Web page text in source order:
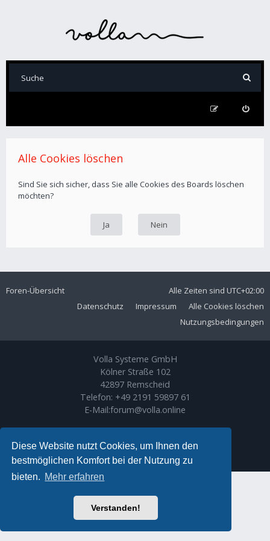
Diese Website nutzt Cookies, um Ihnen den
bestmöglichen Komfort bei der Nutzung zu
bieten. Mehr erfahren
Verstanden!
Alle Cookies löschen
Sind Sie sich sicher, dass Sie alle Cookies des Boards löschen
möchten?
Foren-Übersicht Alle Zeiten sind UTC+02:00
Alle Cookies löschen
Impressum
Datenschutz
Nutzungsbedingungen
Volla Systeme GmbH
Kölner Straße 102
42897 Remscheid
Telefon: +49 2191 59897 61
E-Mail:forum@volla.online
Ariki Theme byGramziu